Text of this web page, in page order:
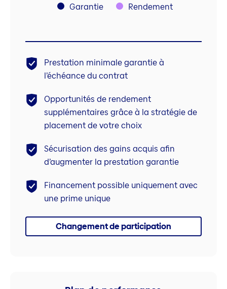
Garantie Rendement
Prestation minimale garantie à
l’échéance du contrat
Opportunités de rendement
supplémentaires grâce à la stratégie de
placement de votre choix
Sécurisation des gains acquis afin
d’augmenter la prestation garantie
Financement possible uniquement avec
une prime unique
Changement de participation